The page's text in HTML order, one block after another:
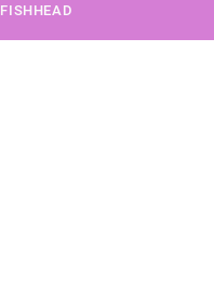
FISHHEAD